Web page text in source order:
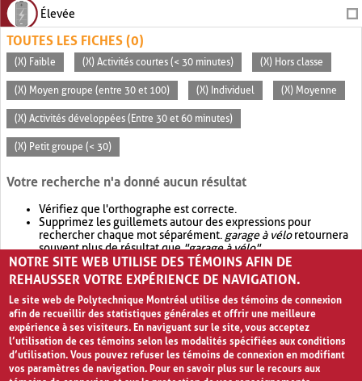
Élevée
TOUTES LES FICHES (0)
(X) Faible (X) Activités courtes (< 30 minutes) (X) Hors classe
(X) Moyen groupe (entre 30 et 100) (X) Individuel (X) Moyenne
(X) Activités développées (Entre 30 et 60 minutes)
(X) Petit groupe (< 30)
Votre recherche n'a donné aucun résultat
Vérifiez que l'orthographe est correcte.
Supprimez les guillemets autour des expressions pour
rechercher chaque mot séparément. garage à véloretournera
souvent plus de résultat que"garage à vélo".
Envisagez d'élargir votre recherche avec OR.garage OR vélo
retournera souvent plus de résultat quegarage à vélo
NOTRE SITE WEB UTILISE DES TÉMOINS AFIN DE
REHAUSSER VOTRE EXPÉRIENCE DE NAVIGATION.
Le site web de Polytechnique Montréal utilise des témoins de connexion
afin de recueillir des statistiques générales et offrir une meilleure
expérience à ses visiteurs. En naviguant sur le site, vous acceptez
l’utilisation de ces témoins selon les modalités spécifiées aux conditions
d’utilisation. Vous pouvez refuser les témoins de connexion en modifiant
vos paramètres de navigation. Pour en savoir plus sur le recours aux